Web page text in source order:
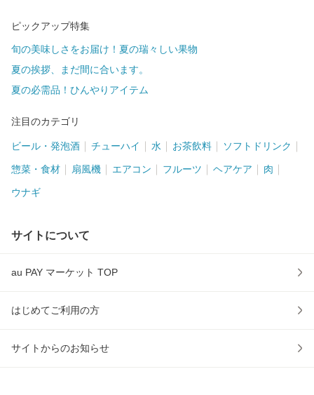
ピックアップ特集
旬の美味しさをお届け！夏の瑞々しい果物
夏の挨拶、まだ間に合います。
夏の必需品！ひんやりアイテム
注目のカテゴリ
ビール・発泡酒 チューハイ 水 お茶飲料 ソフトドリンク
惣菜・食材 扇風機 エアコン フルーツ ヘアケア 肉
ウナギ
サイトについて
au PAY マーケット TOP
はじめてご利用の方
サイトからのお知らせ